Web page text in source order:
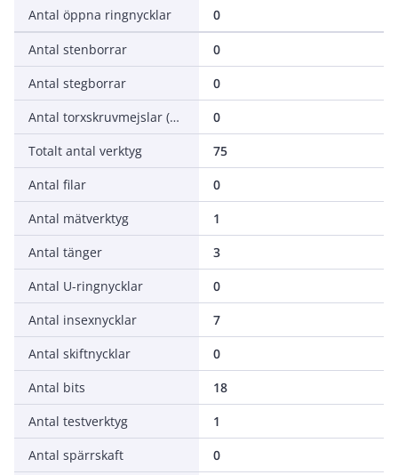
Antal öppna ringnycklar
0
Antal stenborrar
0
Antal stegborrar
0
Antal torxskruvmejslar (TX)
0
Totalt antal verktyg
75
Antal filar
0
Antal mätverktyg
1
Antal tänger
3
Antal U-ringnycklar
0
Antal insexnycklar
7
Antal skiftnycklar
0
Antal bits
18
Antal testverktyg
1
Antal spärrskaft
0